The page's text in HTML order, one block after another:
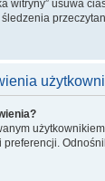
witryny” usuwa